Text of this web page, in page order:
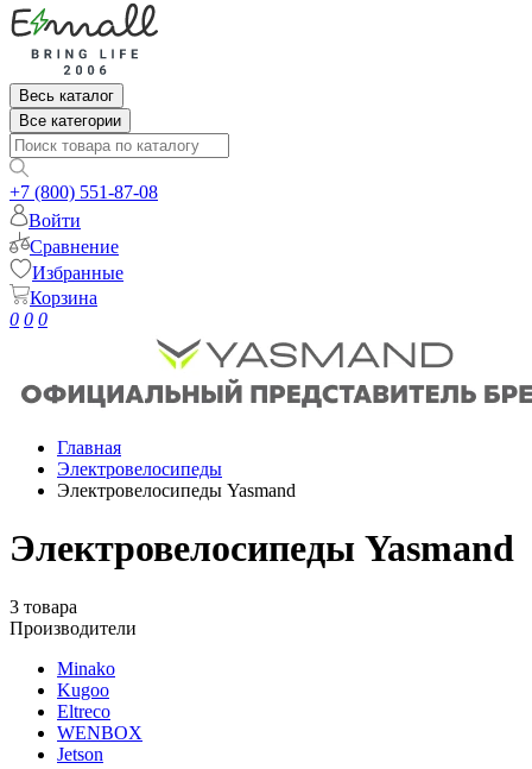
Весь каталог
Все категории
+7 (800) 551-87-08
Войти
Сравнение
Избранные
Корзина
0 0 0
Главная
Электровелосипеды
Электровелосипеды Yasmand
Электровелосипеды Yasmand
3 товара
Производители
Minako
Kugoo
Eltreco
WENBOX
Jetson